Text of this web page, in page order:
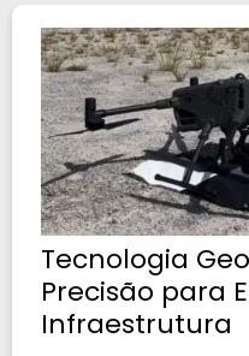
Tecnologia
Precisão para
Infraestrutura